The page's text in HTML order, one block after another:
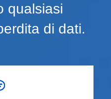
qualsiasi
di dati.